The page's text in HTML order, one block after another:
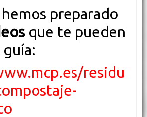
preparado
que te pueden
residu